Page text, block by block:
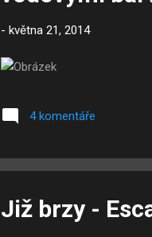
- května 21, 2014
4 komentáře
Již brzy -